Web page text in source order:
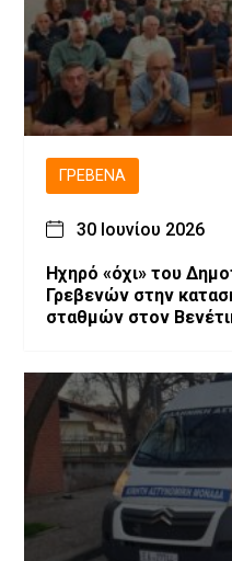
ΓΡΕΒΕΝΆ
30 Ιουνίου 2026
Ηχηρό «όχι» του
Γρεβενών στην
σταθμών στον